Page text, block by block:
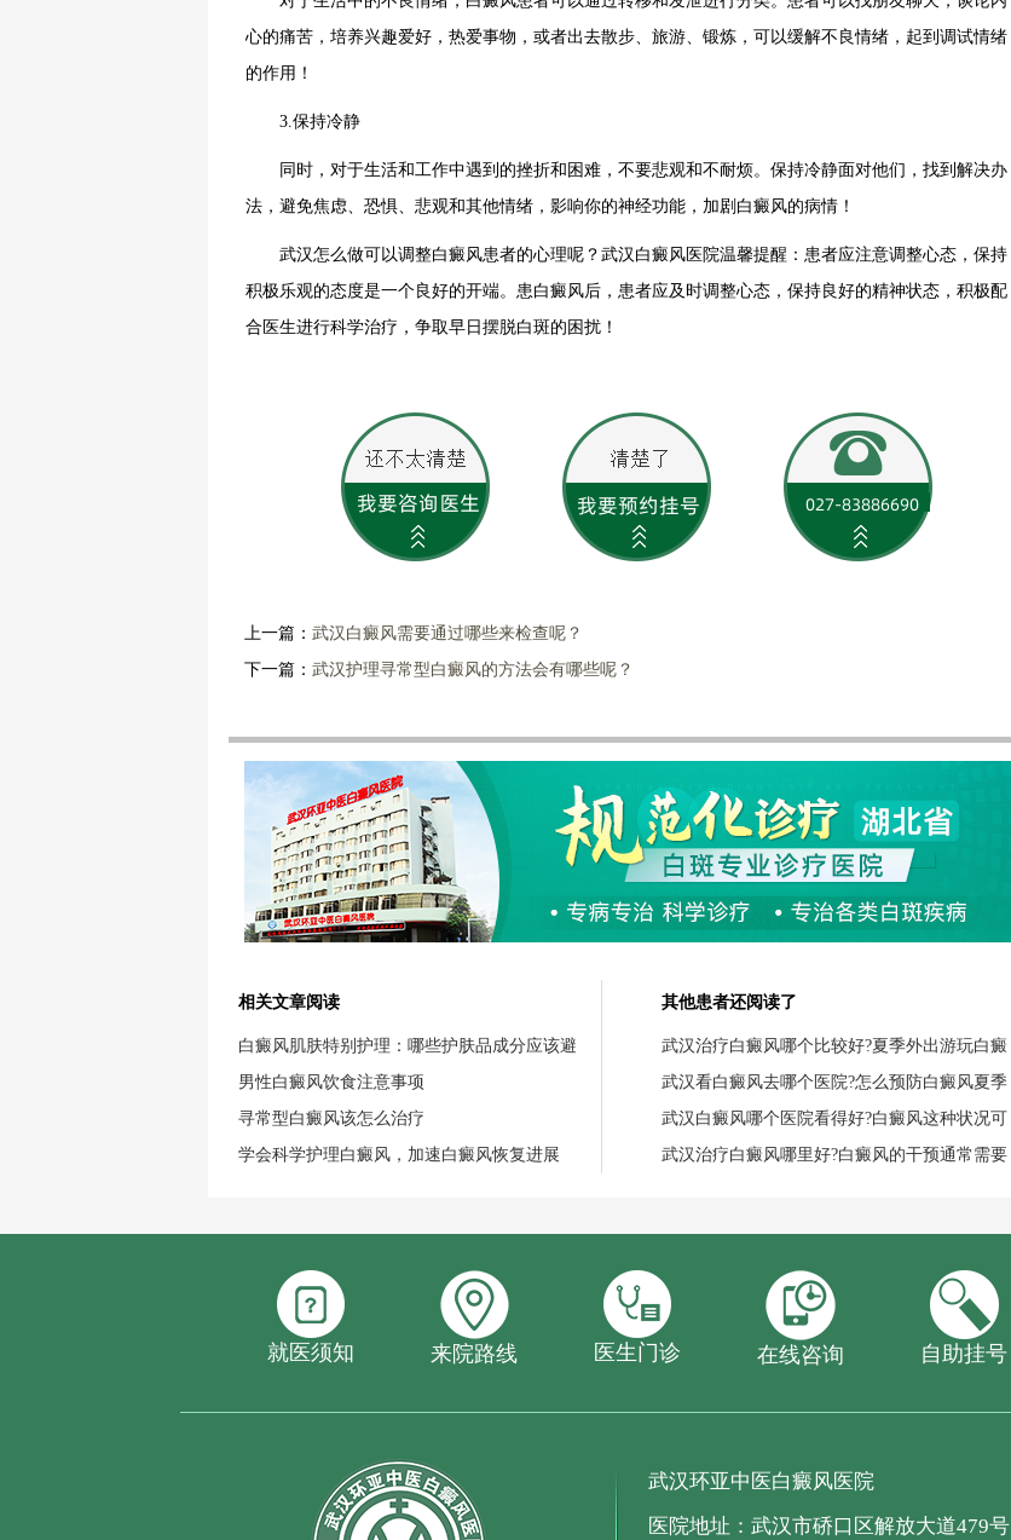
心的痛苦，培养兴趣爱好，热爱事物，或者出去散步、旅游、锻炼，可以缓解不良情绪，起到调试情绪
的作用！
3.保持冷静
同时，对于生活和工作中遇到的挫折和困难，不要悲观和不耐烦。保持冷静面对他们，找到解决办
法，避免焦虑、恐惧、悲观和其他情绪，影响你的神经功能，加剧白癜风的病情！
武汉怎么做可以调整白癜风患者的心理呢？ 武汉白癜风医院温馨提醒：患者应注意调整心态，保持
积极乐观的态度是一个良好的开端。患白癜风后，患者应及时调整心态，保持良好的精神状态，积极配
合医生进行科学治疗，争取早日摆脱白斑的困扰！
上一篇： 武汉白癜风需要通过哪些来检查呢？
下一篇： 武汉护理寻常型白癜风的方法会有哪些呢？
相关文章阅读
白癜风肌肤特别护理：哪些护肤品成分应该避
男性白癜风饮食注意事项
寻常型白癜风该怎么治疗
学会科学护理白癜风，加速白癜风恢复进展
其他患者还阅读了
武汉治疗白癜风哪个比较好?夏季外出游玩白癜
武汉看白癜风去哪个医院?怎么预防白癜风夏季
武汉白癜风哪个医院看得好?白癜风这种状况可
武汉治疗白癜风哪里好?白癜风的干预通常需要
就医须知 来院路线 医生门诊 在线咨询 自助挂号
武汉环亚中医白癜风医院
医院地址：武汉市硚口区解放大道479号